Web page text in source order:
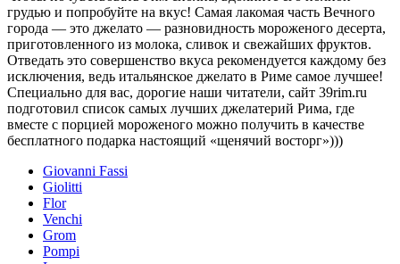
грудью и попробуйте на вкус! Самая лакомая часть Вечного
города — это джелато — разновидность мороженого десерта,
приготовленного из молока, сливок и свежайших фруктов.
Отведать это совершенство вкуса рекомендуется каждому без
исключения, ведь итальянское джелато в Риме самое лучшее!
Специально для вас, дорогие наши читатели, сайт 39rim.ru
подготовил список самых лучших джелатерий Рима, где
вместе с порцией мороженого можно получить в качестве
бесплатного подарка настоящий «щенячий восторг»)))
Giovanni Fassi
Giolitti
Flor
Venchi
Grom
Pompi